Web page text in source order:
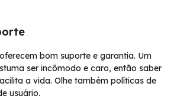
bom suporte e garantia. Um
ser incômodo e caro, então saber
a vida. Olhe também políticas de
usuário.